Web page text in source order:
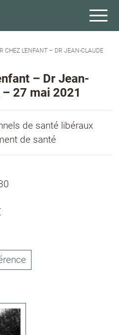
CHEZ L’ENFANT – DR JEAN-CLAUDE
– Dr Jean-
– 27 mai 2021
de santé libéraux
de santé